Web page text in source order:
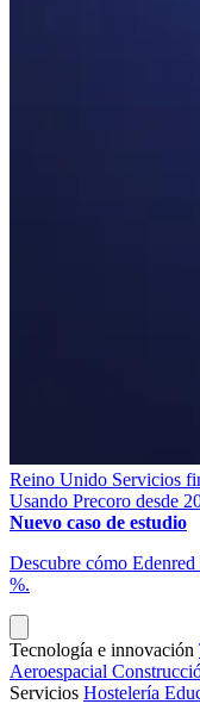
Reino Unido Servicios
Usando Precoro desde
Nuevo caso de estudio
Descubre cómo
%.
Tecnología e innovación
Aeroespacial
Servicios Hostelería